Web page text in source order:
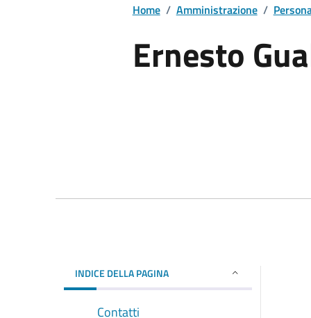
Home / Amministrazione /
Ernesto
INDICE DELLA PAGINA
Contatti